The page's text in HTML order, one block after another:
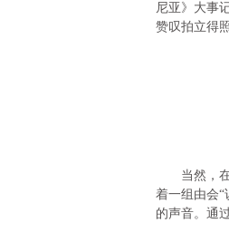
尼亚》大事
赞叹拍立得
当然，在
着一组由会
的声音。通